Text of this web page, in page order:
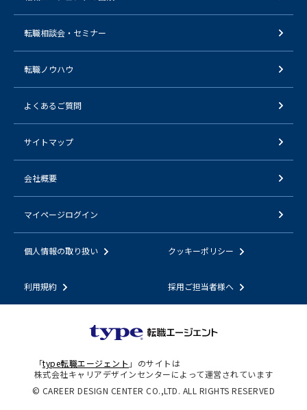
転職相談会・セミナー
転職ノウハウ
よくあるご質問
サイトマップ
会社概要
マイページログイン
個人情報の取り扱い クッキーポリシー
利用規約 採用ご担当者様へ
「type転職エージェント 」のサイトは
株式会社キャリアデザインセンターによって運営されています
© CAREER DESIGN CENTER CO.,LTD. ALL RIGHTS RESERVED